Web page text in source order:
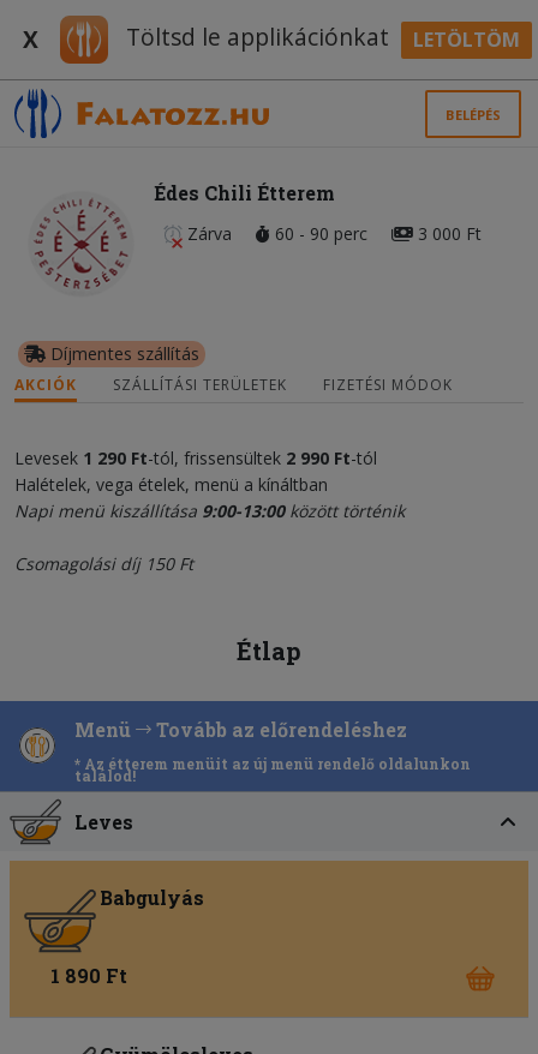
X Töltsd le applikációnkat LETÖLTÖM
BELÉPÉS
Édes Chili Étterem
Zárva 60 - 90 perc 3 000 Ft
Díjmentes szállítás
AKCIÓK SZÁLLÍTÁSI TERÜLETEK FIZETÉSI MÓDOK
Levesek 1 290 Ft-tól, frissensültek 2 990 Ft-tól
Halételek, vega ételek, menü a kínáltban
Napi menü kiszállítása 9:00-13:00között történik
Csomagolási díj 150 Ft
Étlap
Menü Tovább az előrendeléshez
* Az étterem menüit az új menü rendelő oldalunkon
találod!
Leves
Babgulyás
1 890 Ft